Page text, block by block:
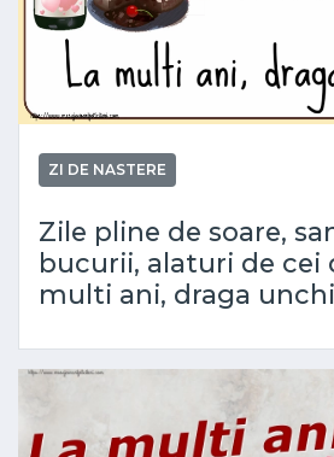
ZI DE NASTERE
Zile pline de soare,
bucurii, alaturi de cei
multi ani, draga